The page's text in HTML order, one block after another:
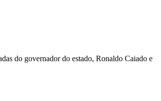
do governador do estado, Ronaldo Caiado e